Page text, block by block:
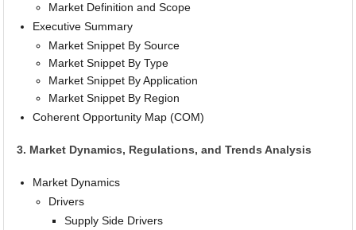
Market Definition and Scope
Executive Summary
Market Snippet By Source
Market Snippet By Type
Market Snippet By Application
Market Snippet By Region
Coherent Opportunity Map (COM)
3. Market Dynamics, Regulations, and Trends Analysis
Market Dynamics
Drivers
Supply Side Drivers